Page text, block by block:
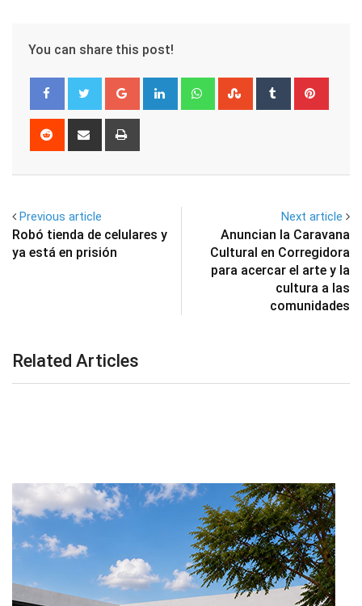
You can share this post!
Google+ LinkedIn WhatsappStumbleUpon
Tumblr
Reddit
Share
Previous article
Robó tienda de celulares y
ya está en prisión
Next article
Anuncian la Caravana
Cultural en Corregidora
para acercar el arte y la
cultura a las
comunidades
Related Articles